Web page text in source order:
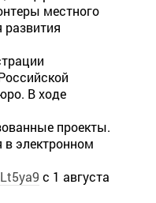
местного
В ходе
проекты.
в электронном
с 1 августа